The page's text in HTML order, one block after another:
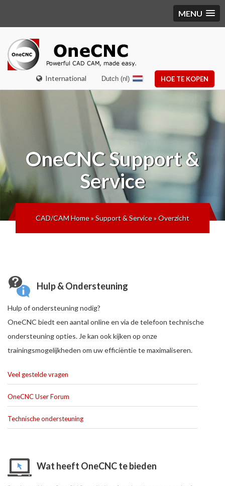
MENU
International HOE TE KOPEN
Dutch (nl)
OneCNCSupport &
Service
CAD/CAM Home»Support & Service»Overzicht
Hulp & Ondersteuning
Hulp of ondersteuning nodig?
OneCNC biedt een aantal online en via de telefoon technische
ondersteuning opties. Je kan ook kijken op onze
trainingsmogelijkheden om uw efficiëntie te maximaliseren.
Veel gestelde vragen
OneCNC User Forum
Technische ondersteuning
Wat heeft OneCNC te bieden